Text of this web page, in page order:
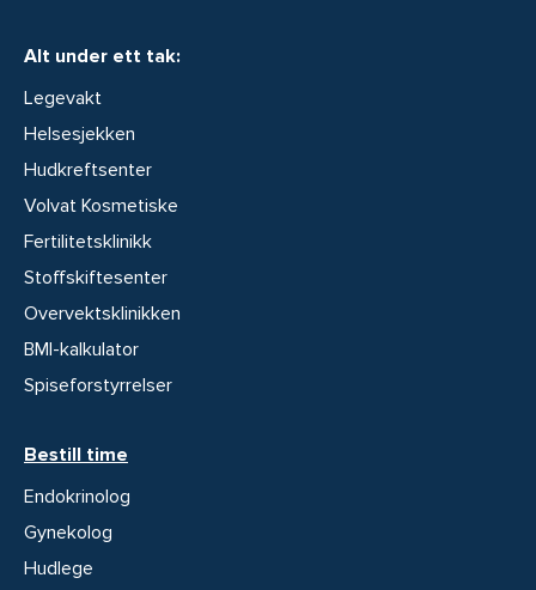
Alt under ett tak:
Legevakt
Helsesjekken
Hudkreftsenter
Volvat Kosmetiske
Fertilitetsklinikk
Stoffskiftesenter
Overvektsklinikken
BMI-kalkulator
Spiseforstyrrelser
Bestill time
Endokrinolog
Gynekolog
Hudlege